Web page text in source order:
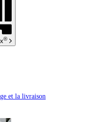
®
et la livraison